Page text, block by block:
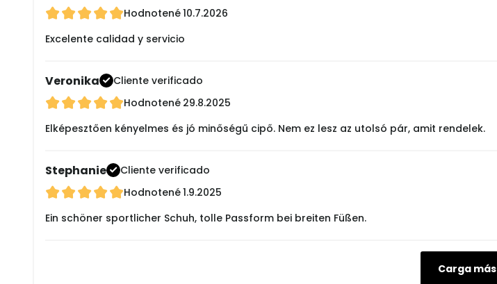
Hodnotené10.7.2026
Excelente calidad y servicio
Veronika
Cliente verificado
Hodnotené 29.8.2025
Elképesztően kényelmes és jó minőségű cipő. Nem ez lesz az utolsó pár, amit rendelek.
Stephanie
Cliente verificado
Hodnotené1.9.2025
Ein schöner sportlicher Schuh, tolle Passform bei breiten Füßen.
Carga más